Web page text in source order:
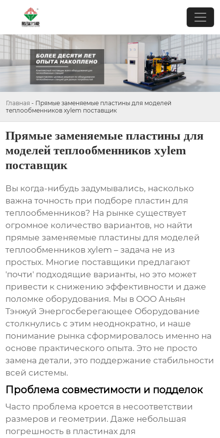
Главная - Прямые заменяемые пластины для моделей
теплообменников xylem поставщик
Прямые заменяемые пластины для
моделей теплообменников xylem
поставщик
Вы когда-нибудь задумывались, насколько
важна точность при подборе пластин для
теплообменников? На рынке существует
огромное количество вариантов, но найти
прямые заменяемые пластины для моделей
теплообменников xylem – задача не из
простых. Многие поставщики предлагают
'почти' подходящие варианты, но это может
привести к снижению эффективности и даже
поломке оборудования. Мы в ООО Аньян
Тэнжуй Энергосберегающее Оборудование
столкнулись с этим неоднократно, и наше
понимание рынка сформировалось именно на
основе практического опыта. Это не просто
замена детали, это поддержание стабильности
всей системы.
Проблема совместимости и подделок
Часто проблема кроется в несоответствии
размеров и геометрии. Даже небольшая
погрешность в пластинах для